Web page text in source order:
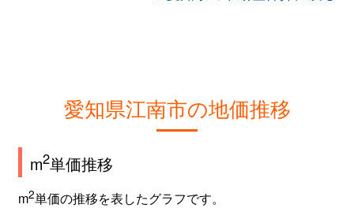
愛知県江南市の地価推移
m2単価推移
m2単価の推移を表したグラフです。